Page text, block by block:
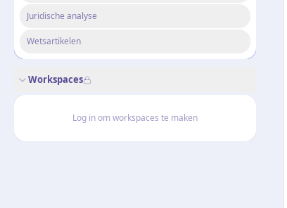
Juridische analyse
Wetsartikelen
Workspaces
Log in om workspaces te maken